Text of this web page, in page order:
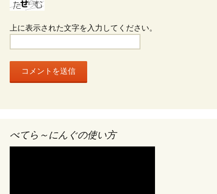
ョ
ン
上に表示された文字を入力してください。
べてら～にんぐの使い方